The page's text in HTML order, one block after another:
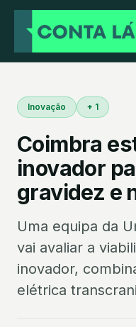
Inovação + 1
Coimbra
inovador
gravidez e
Uma equipa da
vai avaliar a
inovador,
elétrica